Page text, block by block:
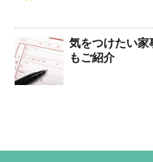
気をつけたい家
もご紹介